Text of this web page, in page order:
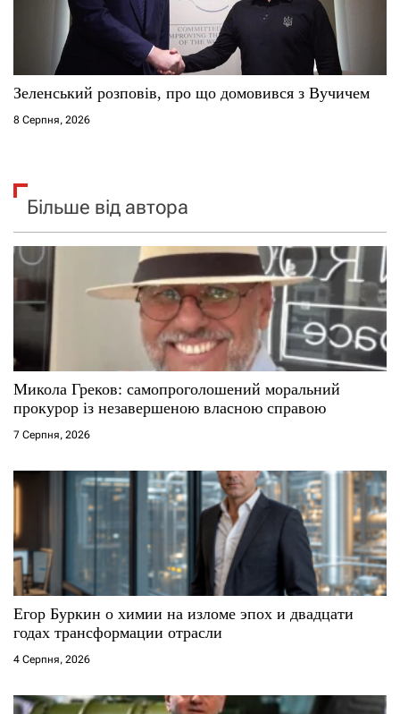
Зеленський розповів, про що домовився з Вучичем
8 Серпня, 2026
Більше від автора
Микола Греков: самопроголошений моральний
прокурор із незавершеною власною справою
7 Серпня, 2026
Егор Буркин о химии на изломе эпох и двадцати
годах трансформации отрасли
4 Серпня, 2026